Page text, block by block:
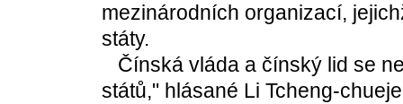
mezinárodních organizací,
státy.
Čínská vláda a čínský lid se
států," hlásané Li Tcheng-